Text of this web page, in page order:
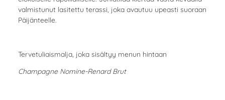
valmistunut lasitettu terassi, joka avautuu upeasti suoraan
Päijänteelle.
Tervetuliaismalja, joka sisältyy menun hintaan
Champagne Nomine-Renard Brut